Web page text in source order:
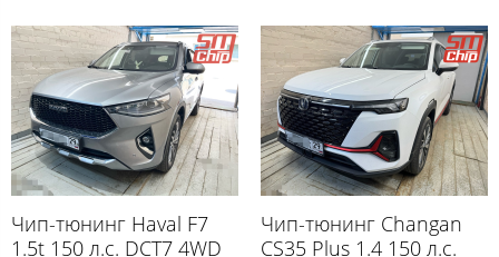
Чип-тюнинг Haval F7
1.5t 150 л.с. DCT7 4WD
Чип-тюнинг Changan
CS35 Plus 1.4 150 л.с.